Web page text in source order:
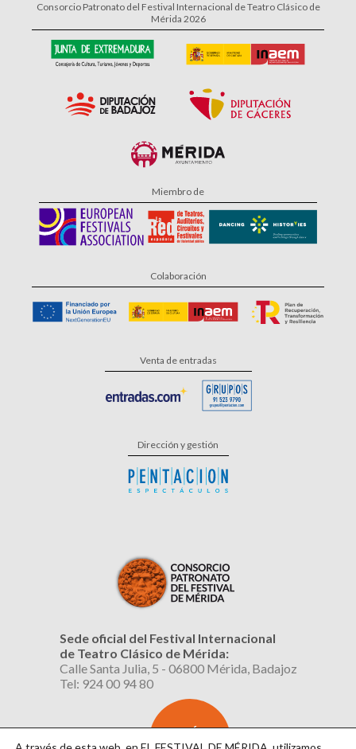
Consorcio Patronato del Festival Internacional de Teatro Clásico de
Mérida 2026
Miembro de
Colaboración
Venta de entradas
Dirección y gestión
Sede oficial del Festival Internacional
de Teatro Clásico de Mérida:
Calle Santa Julia, 5 - 06800 Mérida, Badajoz
Tel: 924 00 94 80
SUSCRÍBETE
AL BOLETÍN